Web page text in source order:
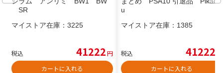
SR
マイストア在庫： 3225
税込 41222円
カートに入れる
u
マイストア在庫： 1385
税込 41222
カートに入れる